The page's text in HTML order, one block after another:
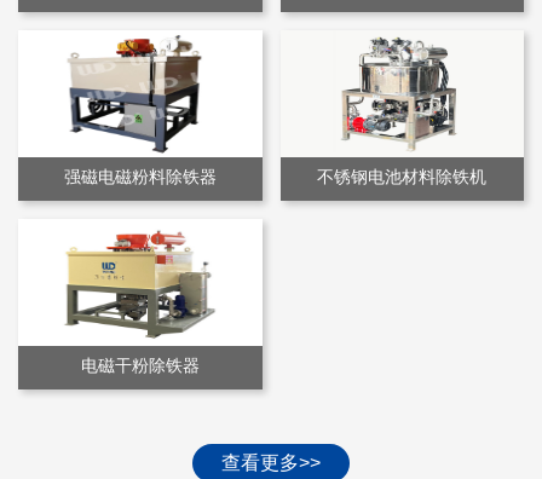
强磁电磁粉料除铁器 不锈钢电池材料除铁机
电磁干粉除铁器
查看更多>>